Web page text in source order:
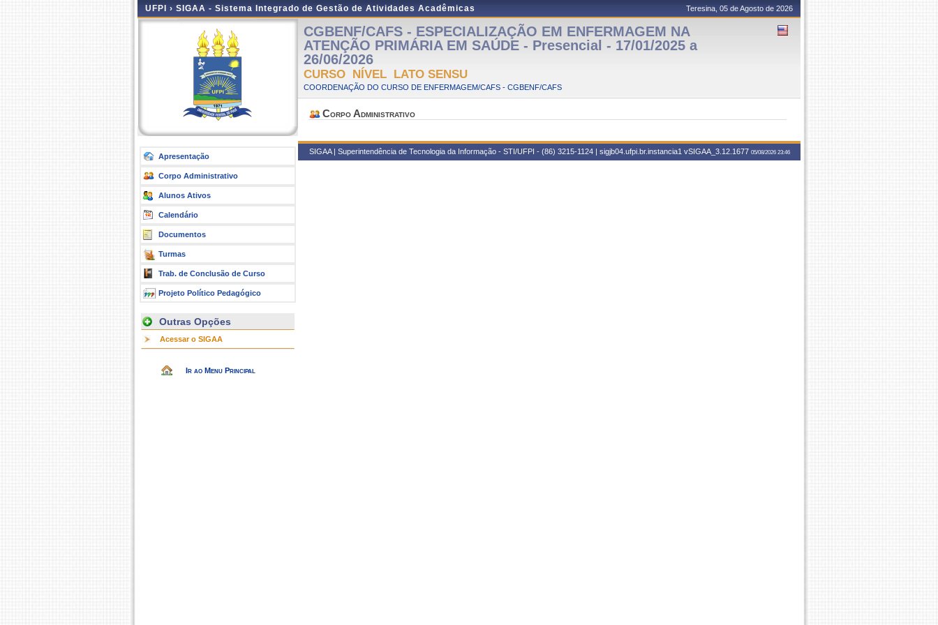
UFPI › SIGAA - Sistema Integrado de Gestão de Atividades Acadêmicas Teresina, 05 de Agosto de 2026
Apresentação
Corpo Administrativo
Alunos Ativos
Calendário
Documentos
Turmas
Trab. de Conclusão de Curso
Projeto Político Pedagógico
Outras Opções
Acessar o SIGAA
Ir ao Menu Principal
CGBENF/CAFS - ESPECIALIZAÇÃO EM ENFERMAGEM NA
ATENÇÃO PRIMÁRIA EM SAÚDE - Presencial - 17/01/2025 a
26/06/2026
CURSO NÍVEL LATO SENSU
COORDENAÇÃO DO CURSO DE ENFERMAGEM/CAFS - CGBENF/CAFS
Corpo Administrativo
SIGAA | Superintendência de Tecnologia da Informação - STI/UFPI - (86) 3215-1124 | sigjb04.ufpi.br.instancia1 vSIGAA_3.12.1677 05/08/2026 23:46